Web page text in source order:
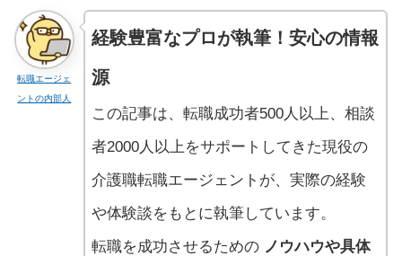
転職エージェ
ントの内部人
経験豊富なプロが執筆！安心の情報
源
この記事は、転職成功者500人以上、相談
者2000人以上をサポートしてきた現役の
介護職転職エージェントが、実際の経験
や体験談をもとに執筆しています。
転職を成功させるための ノウハウや具体